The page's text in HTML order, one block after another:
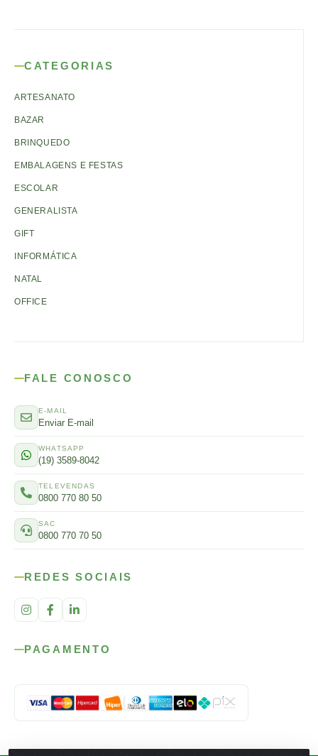
CATEGORIAS
ARTESANATO
BAZAR
BRINQUEDO
EMBALAGENS E FESTAS
ESCOLAR
GENERALISTA
GIFT
INFORMÁTICA
NATAL
OFFICE
FALE CONOSCO
E-MAIL
Enviar E-mail
WHATSAPP
(19) 3589-8042
TELEVENDAS
0800 770 80 50
SAC
0800 770 70 50
REDES SOCIAIS
PAGAMENTO